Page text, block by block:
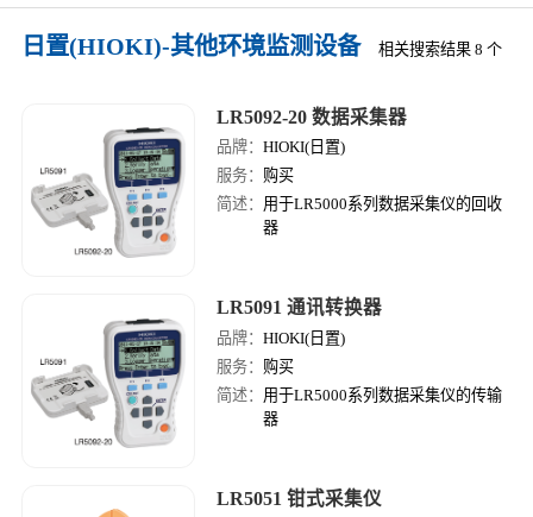
日置(HIOKI)-其他环境监测设备 相关搜索结果 8 个
LR5092-20 数据采集器
品牌：HIOKI(日置)
服务： 购买
简述： 用于LR5000系列数据采集仪的回收
器
LR5091 通讯转换器
品牌：HIOKI(日置)
服务： 购买
简述： 用于LR5000系列数据采集仪的传输
器
LR5051 钳式采集仪